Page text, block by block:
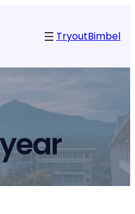
TryoutBimbel